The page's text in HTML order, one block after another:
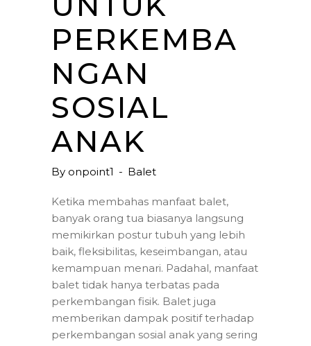
PERKEMBA
NGAN
SOSIAL
ANAK
By onpoint1 Balet
Ketika membahas manfaat balet,
banyak orang tua biasanya langsung
memikirkan postur tubuh yang lebih
baik, fleksibilitas, keseimbangan, atau
kemampuan menari. Padahal, manfaat
balet tidak hanya terbatas pada
perkembangan fisik. Balet juga
memberikan dampak positif terhadap
perkembangan sosial anak yang sering